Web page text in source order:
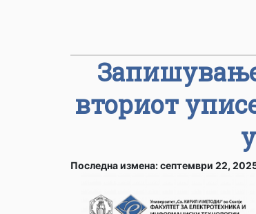
вториот
Последна измена: септември 22,